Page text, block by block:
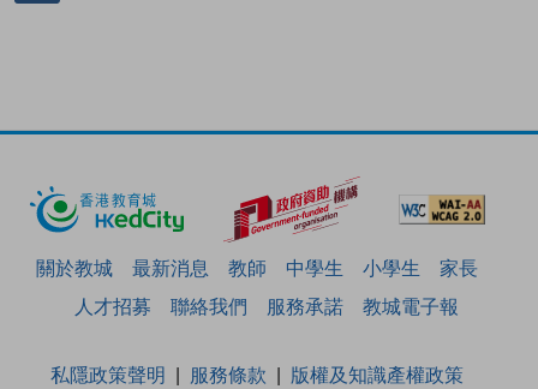
關於教城 最新消息 教師 中學生 小學生
家長
人才招募
聯絡我們 服務承諾 教城電子報
私隱政策聲明 服務條款
版權及知識產權政策